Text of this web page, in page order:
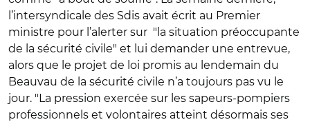
l’intersyndicale des Sdis avait écrit au Premier
ministre pour l’alerter sur "la situation préoccupante
de la sécurité civile" et lui demander une entrevue,
alors que le projet de loi promis au lendemain du
Beauvau de la sécurité civile n’a toujours pas vu le
jour. "La pression exercée sur les sapeurs-pompiers
professionnels et volontaires atteint désormais ses